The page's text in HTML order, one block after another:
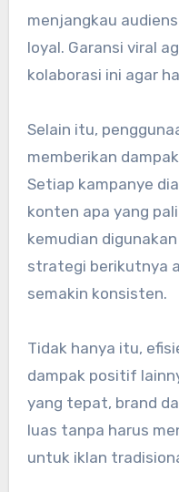
menjangkau
loyal. Garansi viral
kolaborasi ini agar
Selain itu,
memberikan
Setiap kampanye
konten apa yang
kemudian
strategi berikutnya
semakin konsisten.
Tidak hanya itu,
dampak positif
yang tepat, brand
luas tanpa harus
untuk iklan